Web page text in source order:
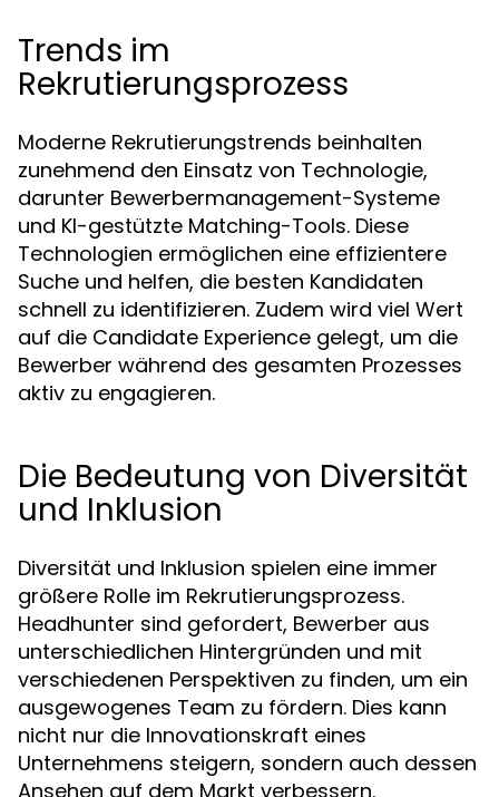
Trends im
Rekrutierungsprozess
Moderne Rekrutierungstrends beinhalten
zunehmend den Einsatz von Technologie,
darunter Bewerbermanagement-Systeme
und KI-gestützte Matching-Tools. Diese
Technologien ermöglichen eine effizientere
Suche und helfen, die besten Kandidaten
schnell zu identifizieren. Zudem wird viel Wert
auf die Candidate Experience gelegt, um die
Bewerber während des gesamten Prozesses
aktiv zu engagieren.
Die Bedeutung von Diversität
und Inklusion
Diversität und Inklusion spielen eine immer
größere Rolle im Rekrutierungsprozess.
Headhunter sind gefordert, Bewerber aus
unterschiedlichen Hintergründen und mit
verschiedenen Perspektiven zu finden, um ein
ausgewogenes Team zu fördern. Dies kann
nicht nur die Innovationskraft eines
Unternehmens steigern, sondern auch dessen
Ansehen auf dem Markt verbessern.